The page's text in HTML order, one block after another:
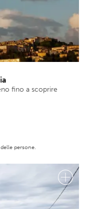
fino a scoprire
persone.